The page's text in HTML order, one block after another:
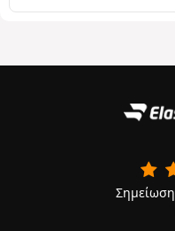
Σημείωση